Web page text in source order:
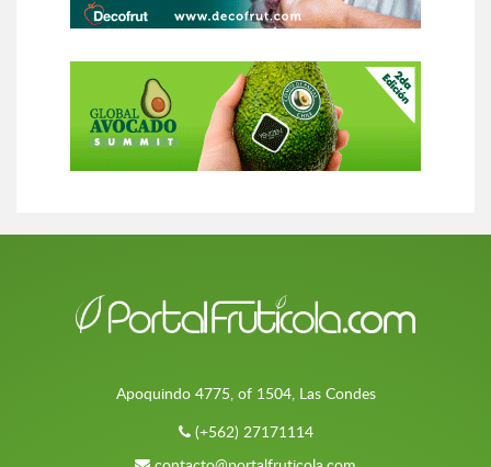
Apoquindo 4775, of 1504, Las Condes
(+562) 27171114